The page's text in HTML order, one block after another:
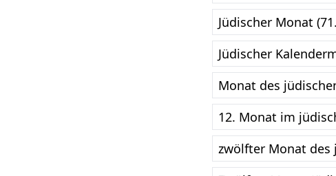
Jüdischer Monat
Jüdischer
Monat des
12. Monat im
zwölfter Monat des